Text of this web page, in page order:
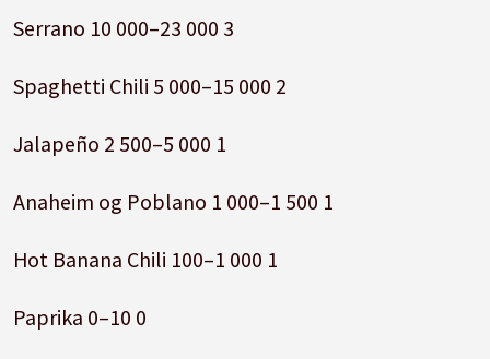
Serrano 10 000–23 000 3
Spaghetti Chili 5 000–15 000 2
Jalapeño 2 500–5 000 1
Anaheim og Poblano 1 000–1 500 1
Hot Banana Chili 100–1 000 1
Paprika 0–10 0